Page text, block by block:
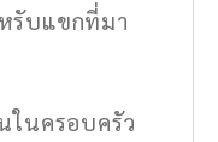
รับแขกที่มา
ในครอบครัว